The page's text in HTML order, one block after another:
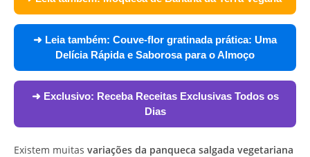
➜ Leia também: Couve-flor gratinada prática: Uma
Delícia Rápida e Saborosa para o Almoço
➜ Exclusivo: Receba Receitas Exclusivas Todos os
Dias
Existem muitas variações da panqueca salgada vegetariana